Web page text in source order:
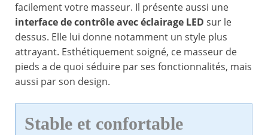
facilement votre masseur. Il présente aussi une
interface de contrôle avec éclairage LED sur le
dessus. Elle lui donne notamment un style plus
attrayant. Esthétiquement soigné, ce masseur de
pieds a de quoi séduire par ses fonctionnalités, mais
aussi par son design.
Stable et confortable